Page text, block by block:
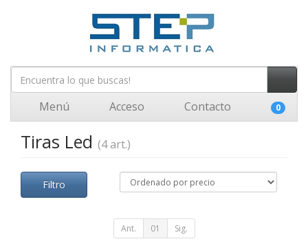
Menú Acceso Contacto 0
Tiras Led (4 art.)
Filtro
Ant. 01 Sig.